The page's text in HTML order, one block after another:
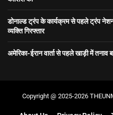
डोनाल्ड ट्रंप के कार्यक्रम से पहले ट्रंप
व्यक्ति गिरफ्तार
अमेरिका-ईरान वार्ता से पहले खाड़ी में
Copyright @ 2025-2026